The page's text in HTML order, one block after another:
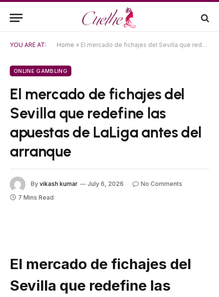
YOU ARE AT: Home » El mercado de fichajes del Sevilla que redefine las apuestas de LaLiga antes del arranque
ONLINE GAMBLING
El mercado de fichajes del
Sevilla que redefine las
apuestas de LaLiga antes del
arranque
By vikash kumar July 6, 2026
No Comments
7 Mins Read
El mercado de fichajes del
Sevilla que redefine las